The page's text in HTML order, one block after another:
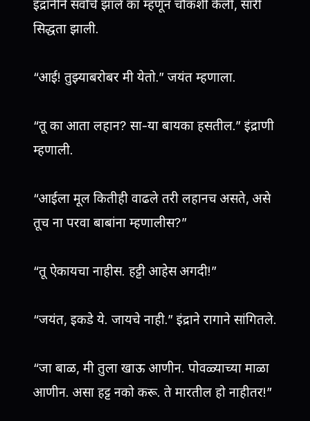
इंद्रानीने सर्वांचे झाले का म्हणून चौकशी केली, सारी
सिद्धता झाली.
“आई! तुझ्याबरोबर मी येतो.” जयंत म्हणाला.
“तू का आता लहान? सा-या बायका हसतील.” इंद्राणी
म्हणाली.
“आईला मूल कितीही वाढले तरी लहानच असते, असे
तूच ना परवा बाबांना म्हणालीस?”
“तू ऐकायचा नाहीस. हट्टी आहेस अगदी!”
“जयंत, इकडे ये. जायचे नाही.” इंद्राने रागाने सांगितले.
“जा बाळ, मी तुला खाऊ आणीन. पोवळ्याच्या माळा
आणीन. असा हट्ट नको करू. ते मारतील हो नाहीतर!”